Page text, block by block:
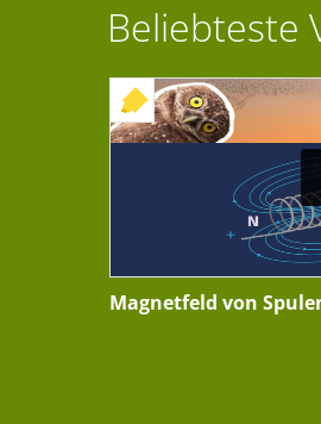
Beliebteste
+ INTERAKTIVE ÜBUNG
Magnetfeld von